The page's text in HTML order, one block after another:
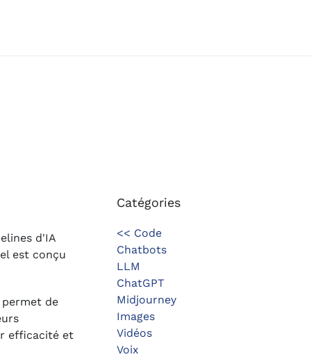
d'IA
est conçu
de
efficacité et
Catégories
<< Code
Chatbots
LLM
ChatGPT
Midjourney
Images
Vidéos
Voix